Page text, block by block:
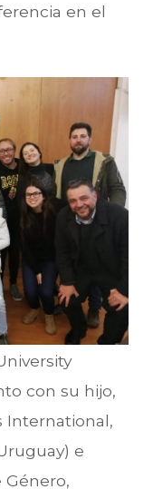
en el
con su hijo,
International,
e